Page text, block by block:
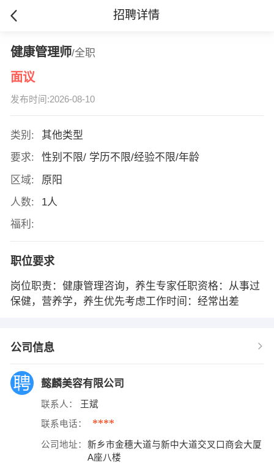
招聘详情
健康管理师/全职
面议
发布时间:2026-08-10
类别:
其他类型
要求:
性别不限/ 学历不限/经验不限/年龄
区域:
原阳
人数:
1人
福利:
职位要求
岗位职责：健康管理咨询，养生专家任职资格：从事过
保健，营养学，养生优先考虑工作时间：经常出差
公司信息
懿麟美容有限公司
联系人： 王斌
联系电话： ****
公司地址：
新乡市金穗大道与新中大道交叉口商会大厦
A座八楼